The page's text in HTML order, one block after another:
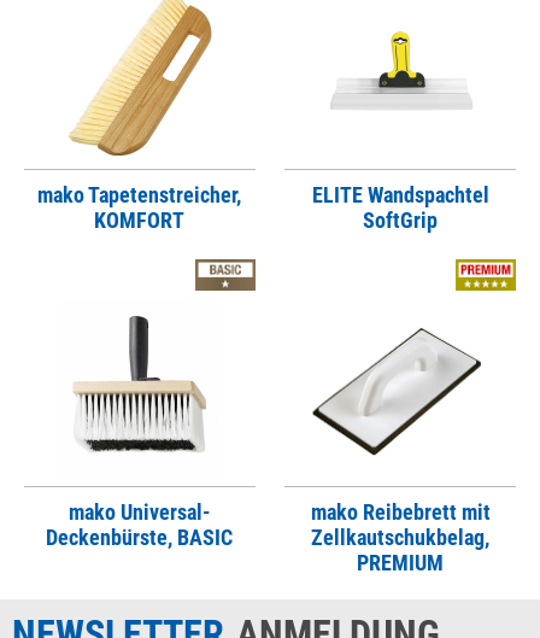
mako Tapetenstreicher,
KOMFORT
ELITE Wandspachtel
SoftGrip
mako Universal-
Deckenbürste, BASIC
mako Reibebrett mit
Zellkautschukbelag,
PREMIUM